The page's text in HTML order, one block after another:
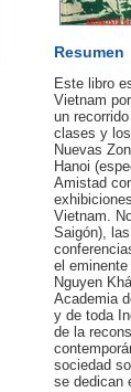
Resumen
Este libro
Vietnam
un
clases y
Nuevas
Hanoi
Amistad
Vietnam.
Saigón),
el
Nguyen
Academia
y de toda
de la
sociedad
se dedican